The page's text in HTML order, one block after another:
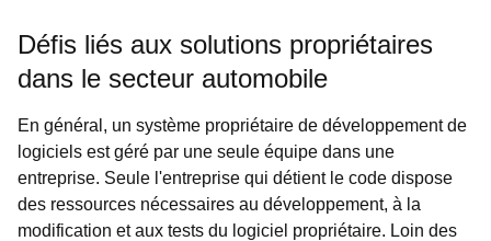
Défis liés aux solutions propriétaires
dans le secteur automobile
En général, un système propriétaire de développement de
logiciels est géré par une seule équipe dans une
entreprise. Seule l'entreprise qui détient le code dispose
des ressources nécessaires au développement, à la
modification et aux tests du logiciel propriétaire. Loin des